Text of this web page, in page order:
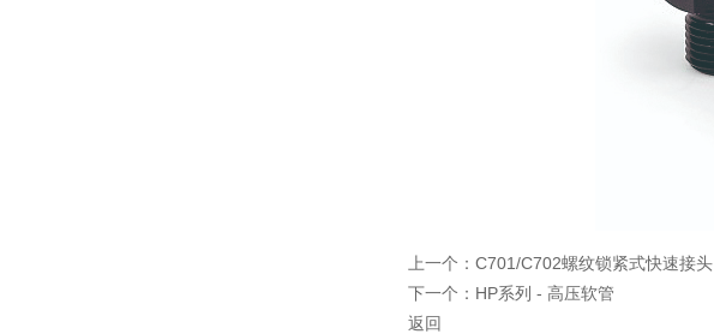
上一个： C701/C702螺纹锁紧式快速接头
下一个： HP系列 - 高压软管
返回